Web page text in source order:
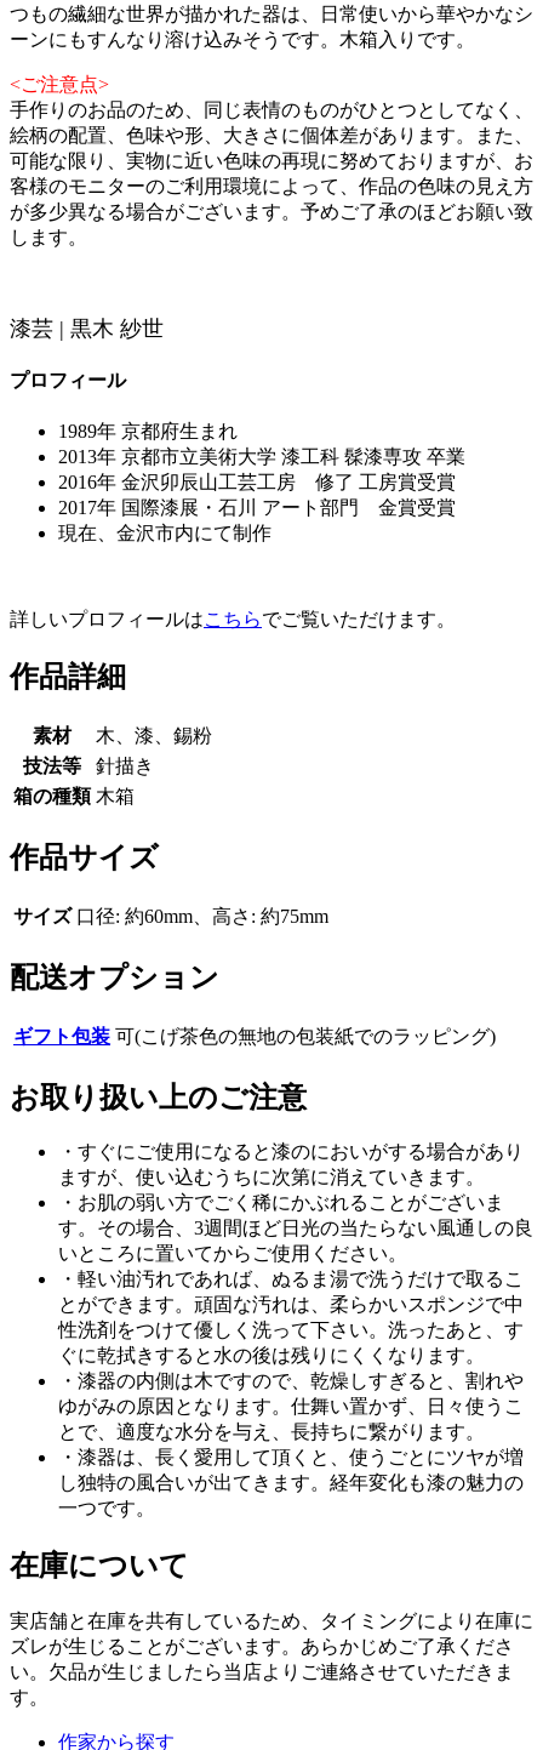
つもの繊細な世界が描かれた器は、日常使いから華やかなシ
ーンにもすんなり溶け込みそうです。木箱入りです。
<ご注意点>
手作りのお品のため、同じ表情のものがひとつとしてなく、
絵柄の配置、色味や形、大きさに個体差があります。また、
可能な限り、実物に近い色味の再現に努めておりますが、お
客様のモニターのご利用環境によって、作品の色味の見え方
が多少異なる場合がございます。予めご了承のほどお願い致
します。
漆芸 | 黒木 紗世
プロフィール
1989年 京都府生まれ
2013年 京都市立美術大学 漆工科 髹漆専攻 卒業
2016年 金沢卯辰山工芸工房 修了 工房賞受賞
2017年 国際漆展・石川 アート部門 金賞受賞
現在、金沢市内にて制作
詳しいプロフィールはこちらでご覧いただけます。
作品詳細
素材
木、漆、錫粉
技法等
針描き
箱の種類 木箱
作品サイズ
サイズ 口径: 約60mm、高さ: 約75mm
配送オプション
ギフト包装 可(こげ茶色の無地の包装紙でのラッピング)
お取り扱い上のご注意
・すぐにご使用になると漆のにおいがする場合があり
ますが、使い込むうちに次第に消えていきます。
・お肌の弱い方でごく稀にかぶれることがございま
す。その場合、3週間ほど日光の当たらない風通しの良
いところに置いてからご使用ください。
・軽い油汚れであれば、ぬるま湯で洗うだけで取るこ
とができます。頑固な汚れは、柔らかいスポンジで中
性洗剤をつけて優しく洗って下さい。洗ったあと、す
ぐに乾拭きすると水の後は残りにくくなります。
・漆器の内側は木ですので、乾燥しすぎると、割れや
ゆがみの原因となります。仕舞い置かず、日々使うこ
とで、適度な水分を与え、長持ちに繋がります。
・漆器は、長く愛用して頂くと、使うごとにツヤが増
し独特の風合いが出てきます。経年変化も漆の魅力の
一つです。
在庫について
実店舗と在庫を共有しているため、タイミングにより在庫に
ズレが生じることがございます。あらかじめご了承くださ
い。欠品が生じましたら当店よりご連絡させていただきま
す。
作家から探す